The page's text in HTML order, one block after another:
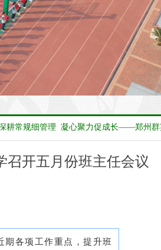
耕常规细管理 凝心聚力促成长——郑州群
开五月份班主任会议
期各项工作重点，提升班